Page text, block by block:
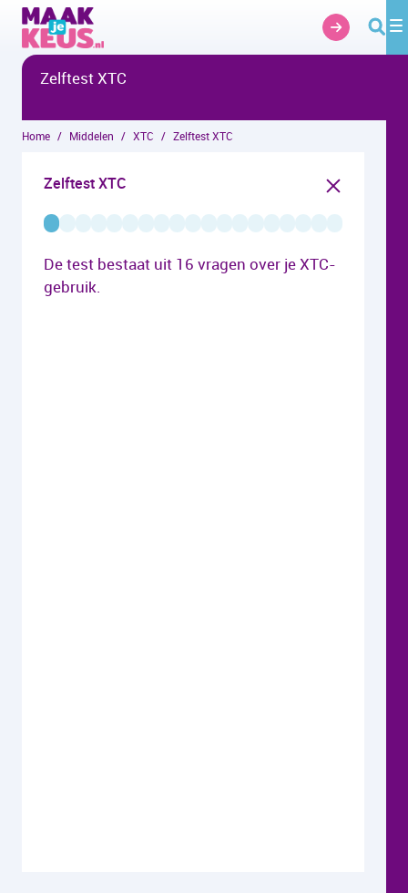
Overslaan en naar hoofdinhoud gaan
Zelftest XTC
Home Middelen XTC Zelftest XTC
Zelftest XTC
De test bestaat uit 16 vragen over je XTC-
gebruik.